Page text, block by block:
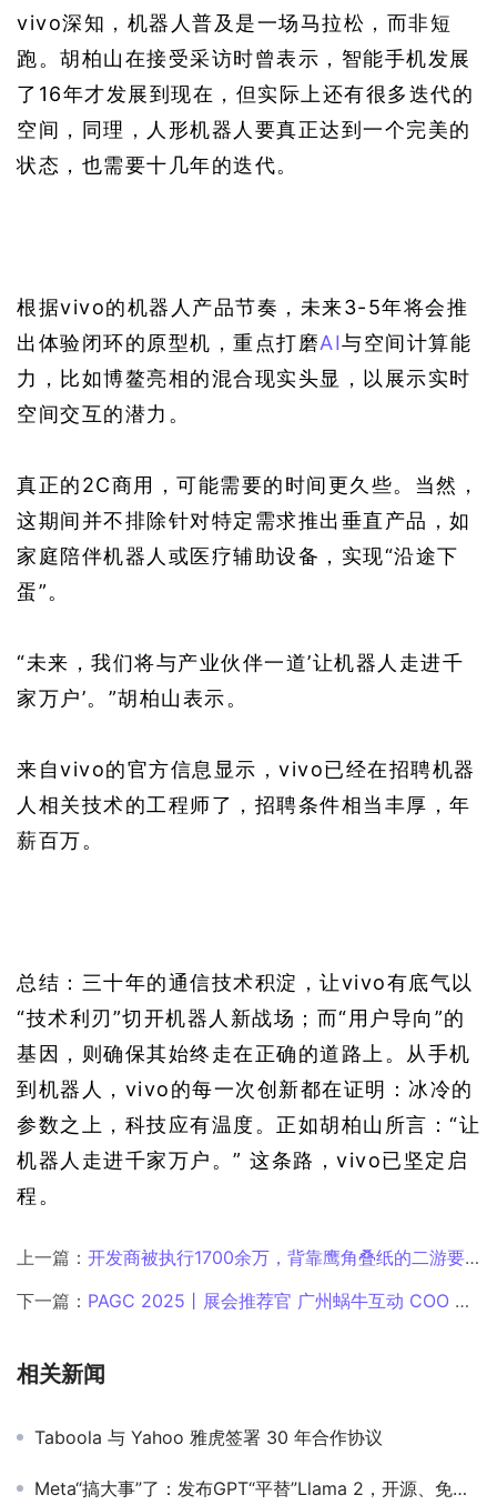
vivo深知，机器人普及是一场马拉松，而非短
跑。胡柏山在接受采访时曾表示，智能手机发展
了16年才发展到现在，但实际上还有很多迭代的
空间，同理，人形机器人要真正达到一个完美的
状态，也需要十几年的迭代。
根据vivo的机器人产品节奏，未来3-5年将会推
出体验闭环的原型机，重点打磨AI与空间计算能
力，比如博鳌亮相的混合现实头显，以展示实时
空间交互的潜力。
真正的2C商用，可能需要的时间更久些。当然，
这期间并不排除针对特定需求推出垂直产品，如
家庭陪伴机器人或医疗辅助设备，实现“沿途下
蛋”。
“未来，我们将与产业伙伴一道’让机器人走进千
家万户’。”胡柏山表示。
来自vivo的官方信息显示，vivo已经在招聘机器
人相关技术的工程师了，招聘条件相当丰厚，年
薪百万。
总结：三十年的通信技术积淀，让vivo有底气以
“技术利刃”切开机器人新战场；而“用户导向”的
基因，则确保其始终走在正确的道路上。从手机
到机器人，vivo的每一次创新都在证明：冰冷的
参数之上，科技应有温度。正如胡柏山所言：“让
机器人走进千家万户。” 这条路，vivo已坚定启
程。
上一篇： 开发商被执行1700余万，背靠鹰角叠纸的二游要关服了
下一篇： PAGC 2025丨展会推荐官 广州蜗牛互动 COO 李云清、Jagat CEO Zhe Loy、欢澄互娱 创始人&CEO 李婧敏 邀您参与万人出海展会
相关新闻
Taboola 与 Yahoo 雅虎签署 30 年合作协议
Meta“搞大事”了：发布GPT“平替”Llama 2，开源、免费、还可商用！